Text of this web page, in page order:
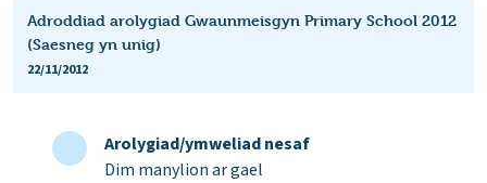
Adroddiad arolygiad Gwaunmeisgyn Primary School 2012
(Saesneg yn unig)
22/11/2012
Arolygiad/ymweliad nesaf
Dim manylion ar gael